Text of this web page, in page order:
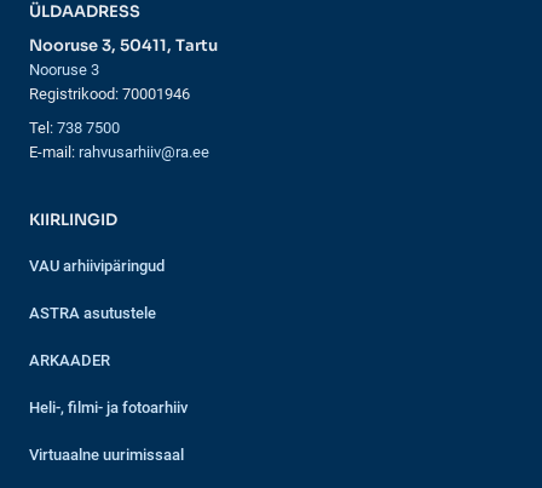
ÜLDAADRESS
Nooruse 3, 50411, Tartu
Nooruse 3
Registrikood: 70001946
Tel: 738 7500
E-mail: rahvusarhiiv@ra.ee
KIIRLINGID
VAU arhiivipäringud
ASTRA asutustele
ARKAADER
Heli-, filmi- ja fotoarhiiv
Virtuaalne uurimissaal